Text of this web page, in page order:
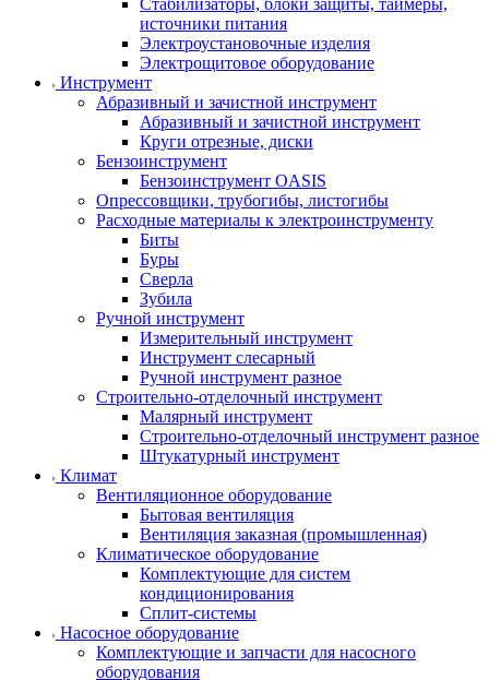
Стабилизаторы, блоки защиты, таймеры,
источники питания
Электроустановочные изделия
Электрощитовое оборудование
Инструмент
Абразивный и зачистной инструмент
Абразивный и зачистной инструмент
Круги отрезные, диски
Бензоинструмент
Бензоинструмент OASIS
Опрессовщики, трубогибы, листогибы
Расходные материалы к электроинструменту
Биты
Буры
Сверла
Зубила
Ручной инструмент
Измерительный инструмент
Инструмент слесарный
Ручной инструмент разное
Строительно-отделочный инструмент
Малярный инструмент
Строительно-отделочный инструмент разное
Штукатурный инструмент
Климат
Вентиляционное оборудование
Бытовая вентиляция
Вентиляция заказная (промышленная)
Климатическое оборудование
Комплектующие для систем
кондиционирования
Сплит-системы
Насосное оборудование
Комплектующие и запчасти для насосного
оборудования